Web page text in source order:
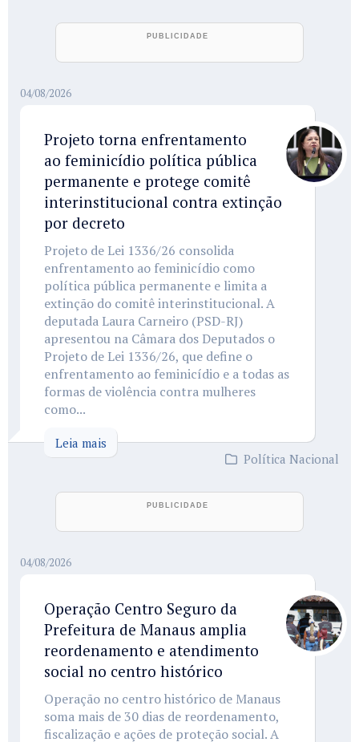
04/08/2026
Projeto torna enfrentamento
ao feminicídio política pública
permanente e protege comitê
interinstitucional contra extinção
por decreto
Projeto de Lei 1336/26 consolida
enfrentamento ao feminicídio como
política pública permanente e limita a
extinção do comitê interinstitucional. A
deputada Laura Carneiro (PSD-RJ)
apresentou na Câmara dos Deputados o
Projeto de Lei 1336/26, que define o
enfrentamento ao feminicídio e a todas as
formas de violência contra mulheres
como...
Leia mais
Política Nacional
04/08/2026
Operação Centro Seguro da
Prefeitura de Manaus amplia
reordenamento e atendimento
social no centro histórico
Operação no centro histórico de Manaus
soma mais de 30 dias de reordenamento,
fiscalização e ações de proteção social. A